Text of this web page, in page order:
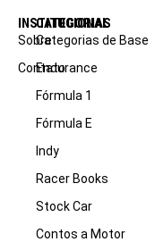
INSTITUCIONAL
Sobre
Contato
CATEGORIAS
Categorias de Base
Endurance
Fórmula 1
Fórmula E
Indy
Racer Books
Stock Car
Contos a Motor